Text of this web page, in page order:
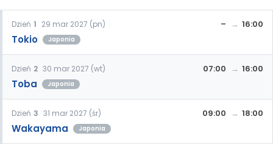
Dzień 1 29 mar 2027 (pn)
Tokio Japonia
– 16:00
Dzień 2 30 mar 2027 (wt)
Toba Japonia
07:00 16:00
Dzień 3 31 mar 2027 (śr)
Wakayama Japonia
09:00 18:00